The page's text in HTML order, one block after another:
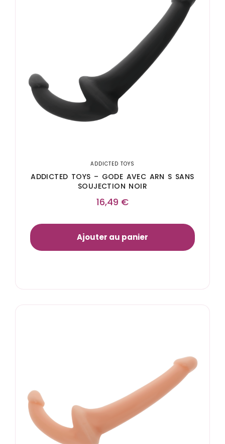
ADDICTED TOYS
ADDICTED TOYS – GODE AVEC ARN S SANS
SOUJECTION NOIR
16,49 €
Ajouter au panier